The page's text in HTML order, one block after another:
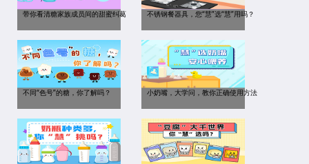
带你看清糖家族成员间的甜蜜纠葛 不锈钢餐器具，您“慧”选“慧”用吗？
不同“色号”的糖，你了解吗？ 小奶嘴，大学问，教你正确使用方法